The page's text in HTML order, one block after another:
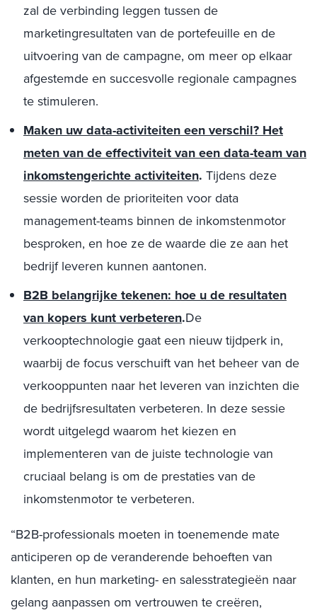
zal de verbinding leggen tussen de
marketingresultaten van de portefeuille en de
uitvoering van de campagne, om meer op elkaar
afgestemde en succesvolle regionale campagnes
te stimuleren.
Maken uw data-activiteiten een verschil? Het
meten van de effectiviteit van een data-team van
inkomstengerichte activiteiten. Tijdens deze
sessie worden de prioriteiten voor data
management-teams binnen de inkomstenmotor
besproken, en hoe ze de waarde die ze aan het
bedrijf leveren kunnen aantonen.
B2B belangrijke tekenen: hoe u de resultaten
van kopers kunt verbeteren.De
verkooptechnologie gaat een nieuw tijdperk in,
waarbij de focus verschuift van het beheer van de
verkooppunten naar het leveren van inzichten die
de bedrijfsresultaten verbeteren. In deze sessie
wordt uitgelegd waarom het kiezen en
implementeren van de juiste technologie van
cruciaal belang is om de prestaties van de
inkomstenmotor te verbeteren.
“B2B-professionals moeten in toenemende mate
anticiperen op de veranderende behoeften van
klanten, en hun marketing- en salesstrategieën naar
gelang aanpassen om vertrouwen te creëren,